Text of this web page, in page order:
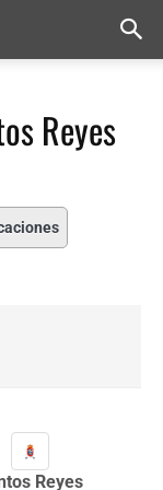
Reyes
Reyes